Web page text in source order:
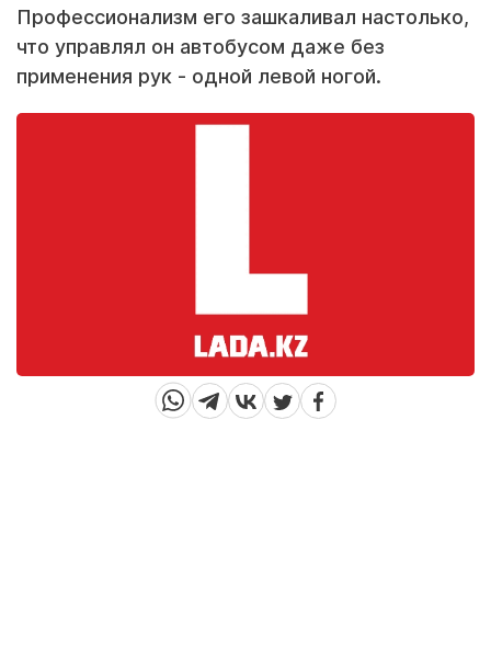
Профессионализм его зашкаливал настолько,
что управлял он автобусом даже без
применения рук - одной левой ногой.